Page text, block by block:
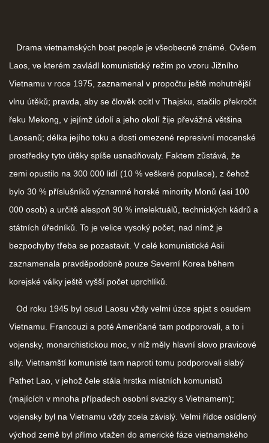
Drama vietnamských boat people je všeobecně známé. Ovšem
Laos, ve kterém zavládl komunistický režim po vzoru Jižního
Vietnamu v roce 1975, zaznamenal v propočtu ještě mohutnější
vlnu útěků; pravda, aby se člověk ocitl v Thajsku, stačilo překročit
řeku Mekong, v jejímž údolí a jeho okolí žije převážná většina
Laosanů; délka jejího toku a dosti omezené represivní mocenské
prostředky tyto útěky spíše usnadňovaly. Faktem zůstává, že
zemi opustilo na 300 000 lidí (10 % veškeré populace), z čehož
bylo 30 % příslušníků významné horské minority Monů (asi 100
000 osob) a určitě alespoň 90 % intelektuálů, technických kádrů a
státních úředníků. To je velice vysoký počet, nad nímž je
bezpochyby třeba se pozastavit. V celé komunistické Asii
zaznamenala pravděpodobně pouze Severní Korea během
korejské války ještě vyšší počet uprchlíků.
Od roku 1945 byl osud Laosu vždy velmi úzce spjat s osudem
Vietnamu. Francouzi a poté Američané tam podporovali, a to i
vojensky, monarchistickou moc, v níž měly hlavní slovo pravicové
síly. Vietnamští komunisté tam naproti tomu podporovali slabý
Pathet Lao, v jehož čele stála hrstka místních komunistů
(majících v mnoha případech osobní svazky s Vietnamem);
vojensky byl na Vietnamu vždy zcela závislý. Velmi řídce osídlený
východ země byl přímo vtažen do americké fáze vietnamského